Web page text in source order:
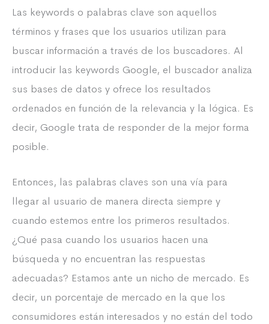
Las keywords o palabras clave son aquellos
términos y frases que los usuarios utilizan para
buscar información a través de los buscadores. Al
introducir las keywords Google, el buscador analiza
sus bases de datos y ofrece los resultados
ordenados en función de la relevancia y la lógica. Es
decir, Google trata de responder de la mejor forma
posible.
Entonces, las palabras claves son una vía para
llegar al usuario de manera directa siempre y
cuando estemos entre los primeros resultados.
¿Qué pasa cuando los usuarios hacen una
búsqueda y no encuentran las respuestas
adecuadas? Estamos ante un nicho de mercado. Es
decir, un porcentaje de mercado en la que los
consumidores están interesados y no están del todo